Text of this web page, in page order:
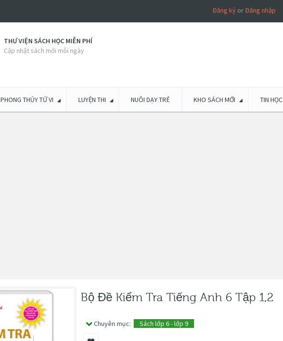
Đăng kýorĐăng nhập
THƯ VIỆN SÁCH HỌC MIỄN PHÍ
Cập nhật sách mới mỗi ngày
PHONG THỦY TỬ VI LUYỆN THI NUÔI DẠY TRẺ KHO SÁCH MỚI TIN HỌC
Bộ Đề Kiểm Tra Tiếng Anh 6 Tập 1,2
Chuyên mục: Sách lớp 6 - lớp 9